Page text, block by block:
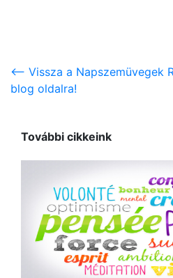
<-- Vissza a Napszemüvegek
blog oldalra!
További cikkeink